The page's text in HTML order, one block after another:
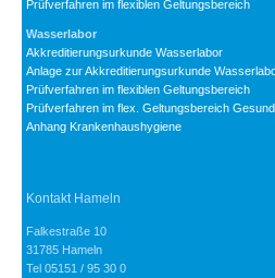
Prüfverfahren im flexiblen Geltungsbereich
Wasserlabor
Akkreditierungsurkunde Wasserlabor
Anlage zur Akkreditierungsurkunde
Prüfverfahren im flexiblen Geltungsbereich
Prüfverfahren im flex. Geltungsbereich
Anhang Krankenhaushygiene
Kontakt Hameln
Falkestraße 10
31785 Hameln
Tel 05151 / 95 30 0